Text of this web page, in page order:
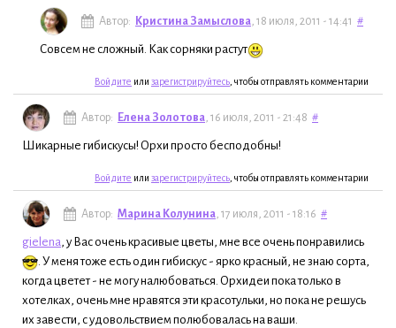
Автор: Кристина Замыслова , 18 июля, 2011 - 14:41 #
Совсем не сложный. Как сорняки растут
Войдите или зарегистрируйтесь , чтобы отправлять комментарии
Автор: Елена Золотова , 16 июля, 2011 - 21:48 #
Шикарные гибискусы! Орхи просто бесподобны!
Войдите или зарегистрируйтесь , чтобы отправлять комментарии
Автор: Марина Колунина , 17 июля, 2011 - 18:16 #
gielena, у Вас очень красивые цветы, мне все очень понравились
. У меня тоже есть один гибискус - ярко красный, не знаю сорта,
когда цветет - не могу налюбоваться. Орхидеи пока только в
хотелках, очень мне нравятся эти красотульки, но пока не решусь
их завести, с удовольствием полюбовалась на ваши.